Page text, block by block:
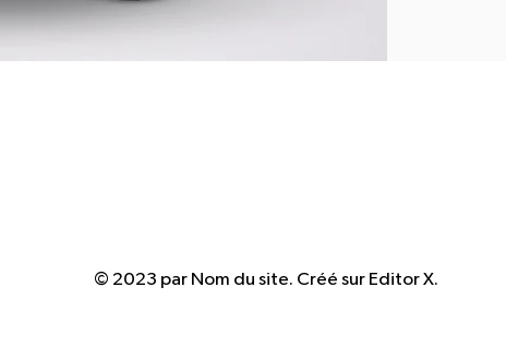
© 2023 par Nom du site. Créé sur Editor X.